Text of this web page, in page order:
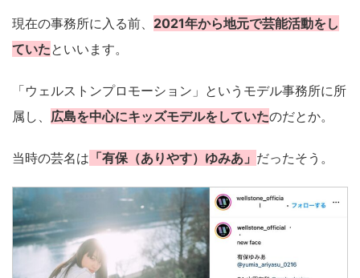
現在の事務所に入る前、 2021年から地元で芸能活動をし
ていたといいます。
「ウェルストンプロモーション」というモデル事務所に所
属し、 広島を中心にキッズモデルをしていたのだとか。
当時の芸名は 「有保（ありやす）ゆみあ」 だったそう。